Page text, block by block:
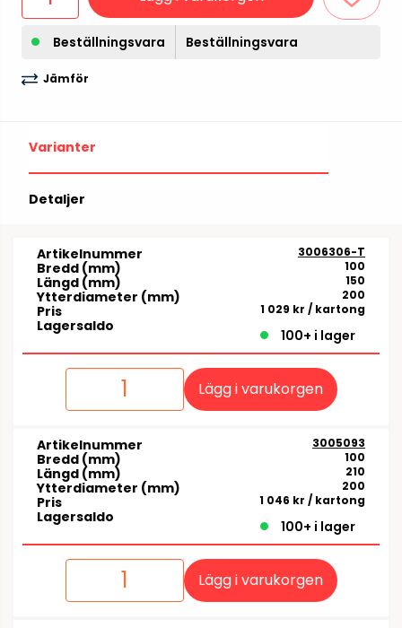
Beställningsvara Beställningsvara
Jämför
Varianter
Detaljer
Artikelnummer 3006306-T
Bredd (mm) 100
Längd (mm) 150
Ytterdiameter (mm) 200
Pris 1 029 kr / kartong
Lagersaldo
100+ i lager
Lägg i varukorgen
Artikelnummer 3005093
Bredd (mm) 100
Längd (mm) 210
Ytterdiameter (mm) 200
Pris 1 046 kr / kartong
Lagersaldo
100+ i lager
Lägg i varukorgen